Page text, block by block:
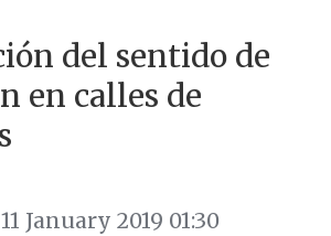
del sentido de
en calles de
January 2019 01:30